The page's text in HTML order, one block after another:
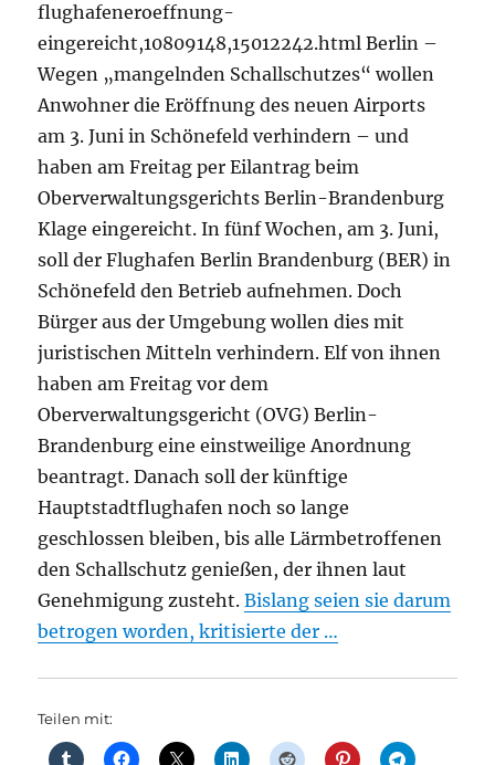
flughafeneroeffnung-
eingereicht,10809148,15012242.html Berlin –
Wegen „mangelnden Schallschutzes“ wollen
Anwohner die Eröffnung des neuen Airports
am 3. Juni in Schönefeld verhindern – und
haben am Freitag per Eilantrag beim
Oberverwaltungsgerichts Berlin-Brandenburg
Klage eingereicht. In fünf Wochen, am 3. Juni,
soll der Flughafen Berlin Brandenburg (BER) in
Schönefeld den Betrieb aufnehmen. Doch
Bürger aus der Umgebung wollen dies mit
juristischen Mitteln verhindern. Elf von ihnen
haben am Freitag vor dem
Oberverwaltungsgericht (OVG) Berlin-
Brandenburg eine einstweilige Anordnung
beantragt. Danach soll der künftige
Hauptstadtflughafen noch so lange
geschlossen bleiben, bis alle Lärmbetroffenen
den Schallschutz genießen, der ihnen laut
Genehmigung zusteht.Bislang seien sie darum
betrogen worden, kritisierte der …
Teilen mit: